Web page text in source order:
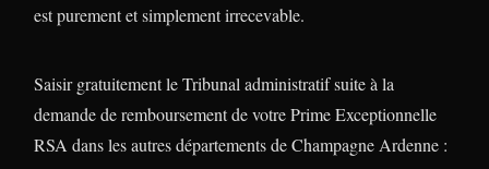
est purement et simplement irrecevable.
Saisir gratuitement le Tribunal administratif suite à la
demande de remboursement de votre Prime Exceptionnelle
RSA dans les autres départements de Champagne Ardenne :